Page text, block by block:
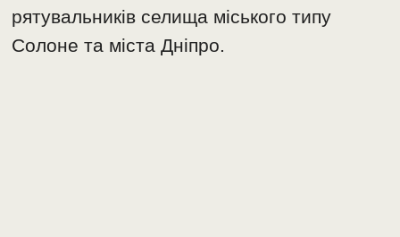
рятувальників селища міського типу
Солоне та міста Дніпро.